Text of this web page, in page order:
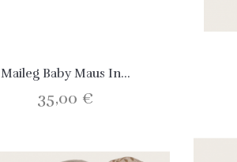
Maileg Baby Maus In...
35,00 €